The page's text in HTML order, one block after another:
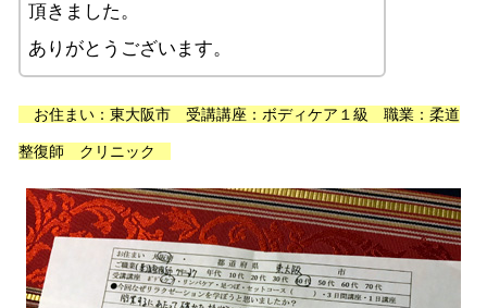
頂きました。
ありがとうございます。
お住まい：東大阪市 受講講座：ボディケア１級 職業：柔道
整復師 クリニック